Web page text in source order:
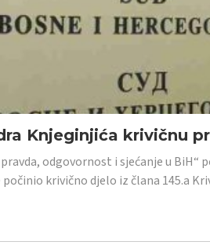
Knjeginjića krivičnu
odgovornost i sjećanje u
krivično djelo iz člana 145.a